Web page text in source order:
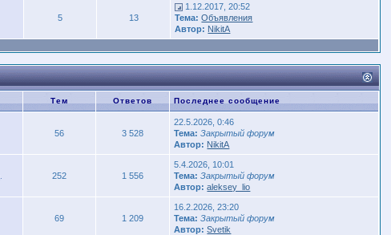
5 13
1.12.2017, 20:52
Тема: Объявления
Автор: NikitA
Тем Ответов Последнее сообщение
56 3 528
22.5.2026, 0:46
Тема: Закрытый форум
Автор: NikitA
252 1 556
5.4.2026, 10:01
Тема: Закрытый форум
Автор: aleksey_lio
69 1 209
16.2.2026, 23:20
Тема: Закрытый форум
Автор: Svetik